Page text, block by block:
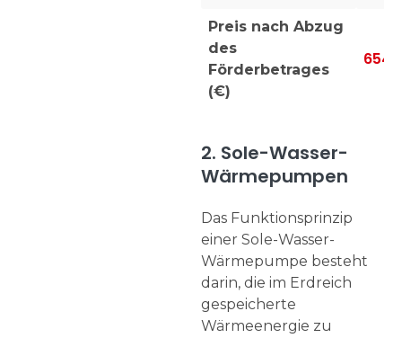
Preis nach Abzug
des
Förderbetrages
(€)
6547
2. Sole-Wasser-
Wärmepumpen
Das Funktionsprinzip
einer Sole-Wasser-
Wärmepumpe besteht
darin, die im Erdreich
gespeicherte
Wärmeenergie zu